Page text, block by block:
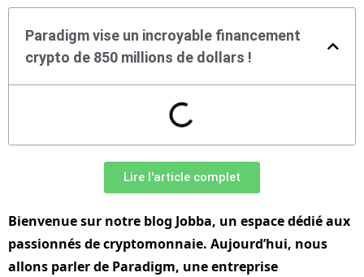
Paradigm vise un incroyable financement
crypto de 850 millions de dollars !
Lire l'article complet
Bienvenue sur notre blog Jobba, un espace dédié aux
passionnés de cryptomonnaie. Aujourd’hui, nous
allons parler de Paradigm, une entreprise